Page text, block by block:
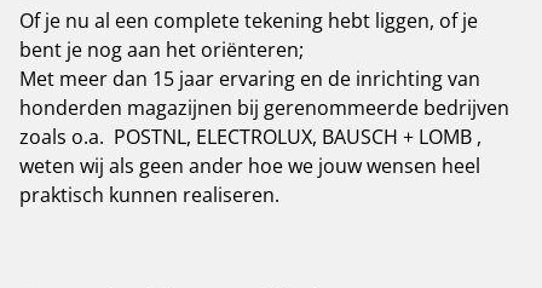
Of je nu al een complete tekening hebt liggen, of je
bent je nog aan het oriënteren;
Met meer dan 15 jaar ervaring en de inrichting van
honderden magazijnen bij gerenommeerde bedrijven
zoals o.a. POSTNL, ELECTROLUX, BAUSCH + LOMB ,
weten wij als geen ander hoe we jouw wensen heel
praktisch kunnen realiseren.